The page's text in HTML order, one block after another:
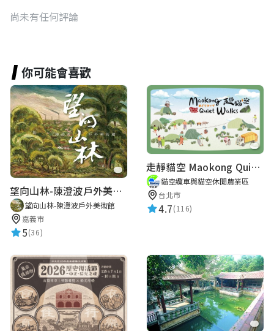
尚未有任何評論
你可能會喜歡
望向山林-陳澄波戶外美術館
望向山林-陳澄波戶外美術館
嘉義市
5(36)
走靜貓空 Maokong Quiet Walks
貓空纜車與貓空休閒農業區
台北市
4.7(116)